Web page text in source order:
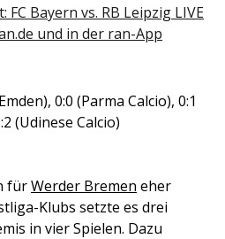
Bayern vs. RB Leipzig LIVE
und in der ran-App
0:0 (Parma Calcio), 0:1
(Udinese Calcio)
fürWerder Bremen eher
Klubs setzte es drei
in vier Spielen. Dazu